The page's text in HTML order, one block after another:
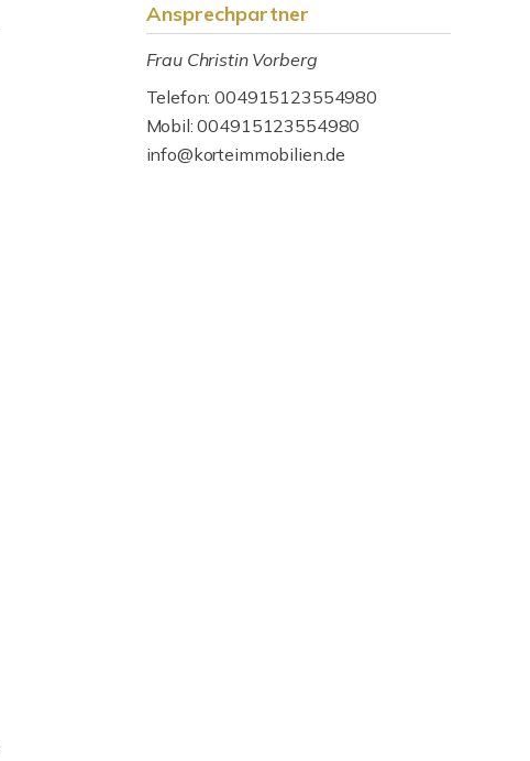
Ansprechpartner
Frau Christin Vorberg
Telefon: 004915123554980
Mobil: 004915123554980
info@korteimmobilien.de